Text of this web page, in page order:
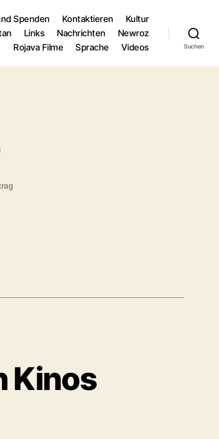
Spenden Kontaktieren
Kultur
Links Nachrichten
Newroz
Rojava Filme
Sprache Videos Suchen
Kinos